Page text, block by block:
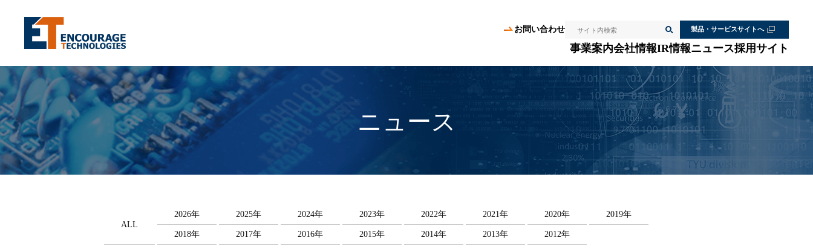
お問い合わせ サイト内検索
検索
製品・サービスサイトへ
事業案内会社情報IR情報ニュース採用サイト
ニュース
ALL
2026年 2025年 2024年 2023年 2022年 2021年 2020年 2019年
2018年 2017年 2016年 2015年 2014年 2013年 2012年